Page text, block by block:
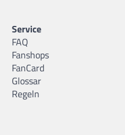
Service
FAQ
Fanshops
FanCard
Glossar
Regeln